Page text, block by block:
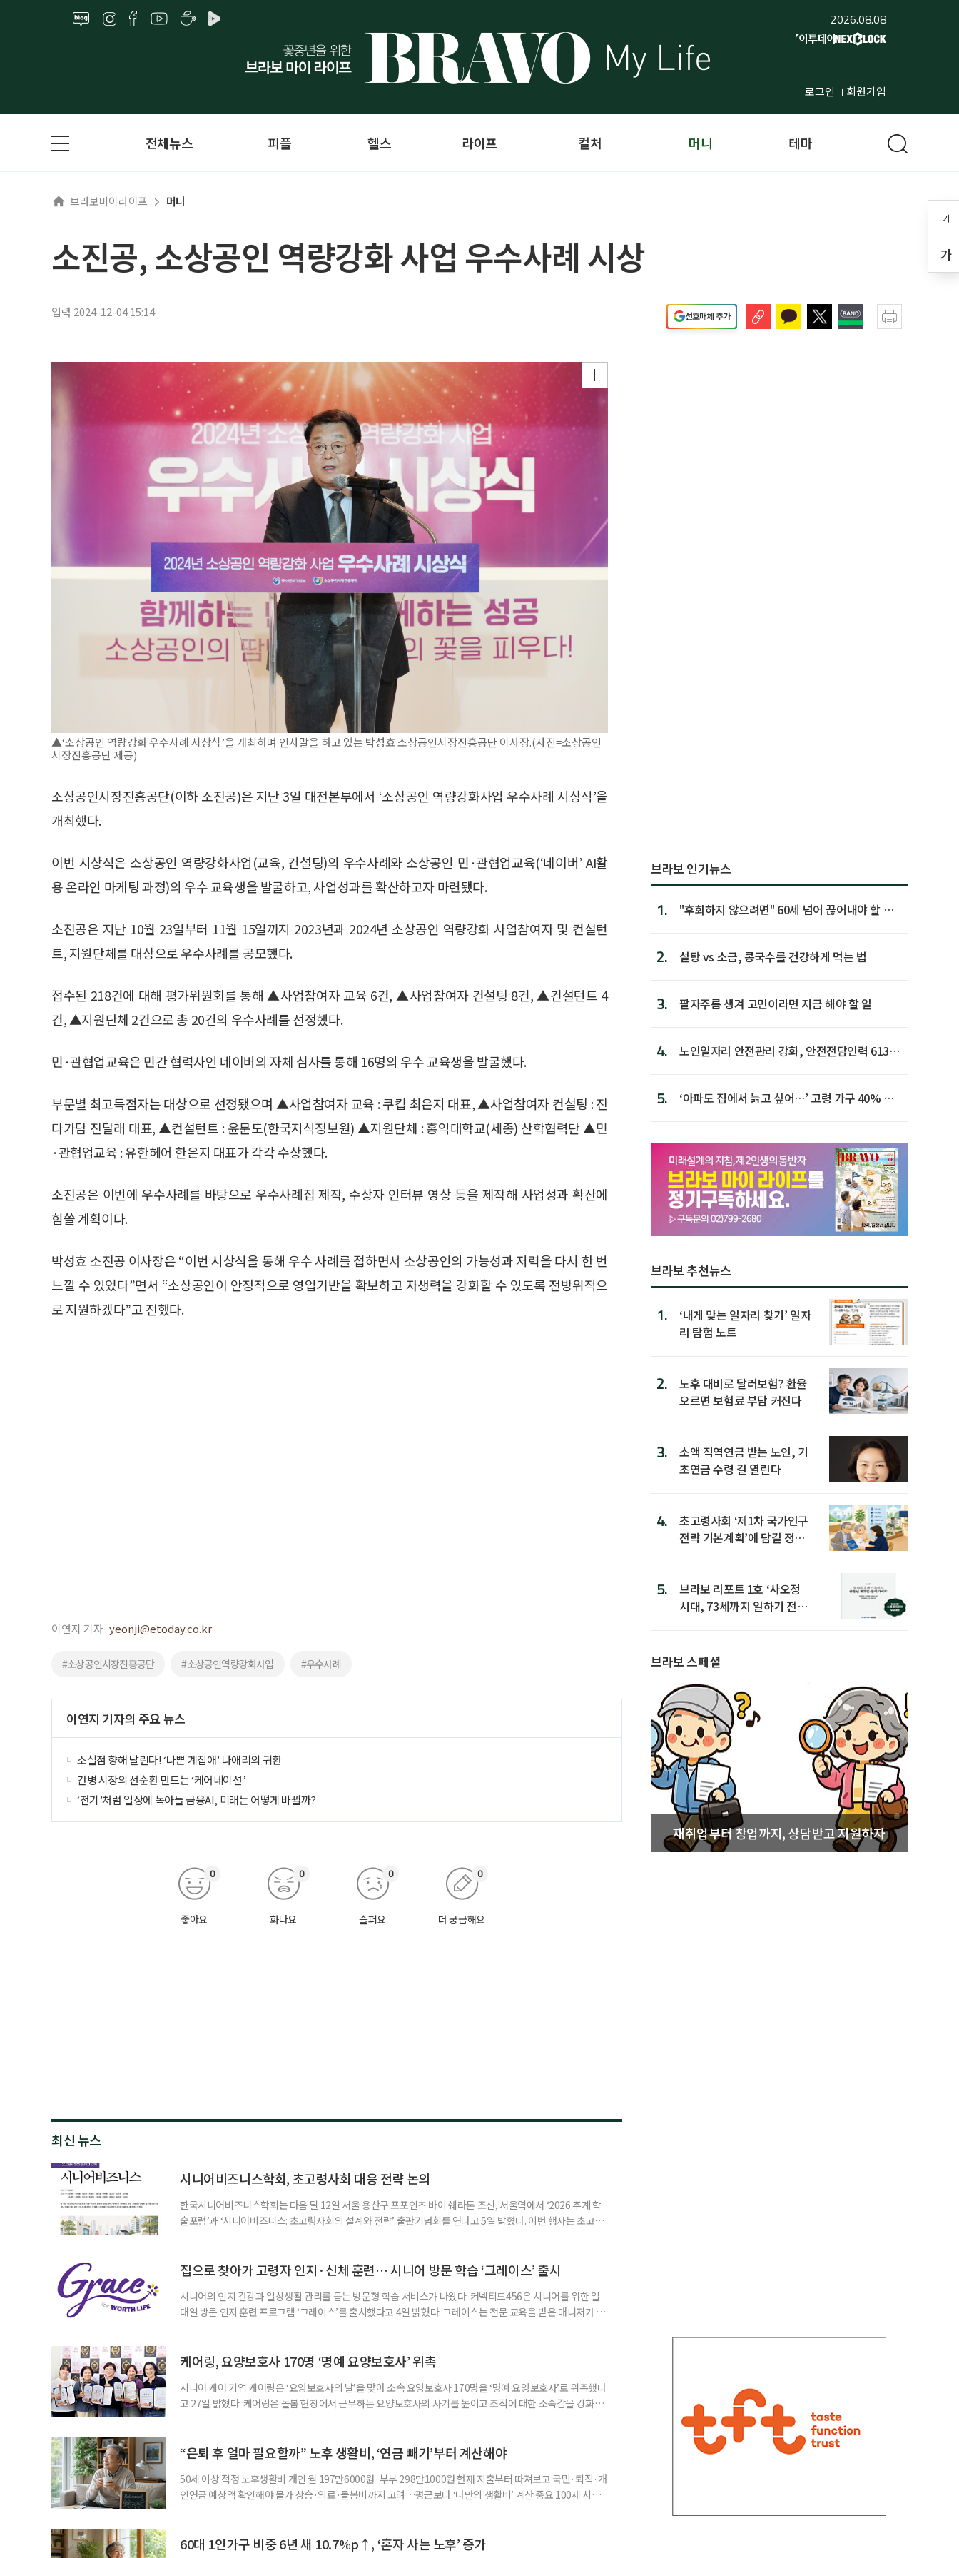
2026.08.08
로그인 회원가입
가
가
전체뉴스 피플 헬스 라이프 컬처 머니 테마
브라보마이라이프 머니
소진공, 소상공인 역량강화 사업 우수사례 시상
입력 2024-12-04 15:14 선호매체 추가
▲‘소상공인 역량강화 우수사례 시상식’을 개최하며 인사말을 하고 있는 박성효 소상공인시장진흥공단 이사장.(사진=소상공인
시장진흥공단 제공)
소상공인시장진흥공단(이하 소진공)은 지난 3일 대전본부에서 ‘소상공인 역량강화사업 우수사례 시상식’을
개최했다.
이번 시상식은 소상공인 역량강화사업(교육, 컨설팅)의 우수사례와 소상공인 민·관협업교육(‘네이버’ AI활
용 온라인 마케팅 과정)의 우수 교육생을 발굴하고, 사업성과를 확산하고자 마련됐다.
소진공은 지난 10월 23일부터 11월 15일까지 2023년과 2024년 소상공인 역량강화 사업참여자 및 컨설턴
트, 지원단체를 대상으로 우수사례를 공모했다.
접수된 218건에 대해 평가위원회를 통해 ▲사업참여자 교육 6건, ▲사업참여자 컨설팅 8건, ▲컨설턴트 4
건, ▲지원단체 2건으로 총 20건의 우수사례를 선정했다.
민·관협업교육은 민간 협력사인 네이버의 자체 심사를 통해 16명의 우수 교육생을 발굴했다.
부문별 최고득점자는 대상으로 선정됐으며 ▲사업참여자 교육 : 쿠킵 최은지 대표, ▲사업참여자 컨설팅 : 진
다가담 진달래 대표, ▲컨설턴트 : 윤문도(한국지식정보원) ▲지원단체 : 홍익대학교(세종) 산학협력단 ▲민
·관협업교육 : 유한헤어 한은지 대표가 각각 수상했다.
소진공은 이번에 우수사례를 바탕으로 우수사례집 제작, 수상자 인터뷰 영상 등을 제작해 사업성과 확산에
힘쓸 계획이다.
박성효 소진공 이사장은 “이번 시상식을 통해 우수 사례를 접하면서 소상공인의 가능성과 저력을 다시 한 번
느낄 수 있었다”면서 “소상공인이 안정적으로 영업기반을 확보하고 자생력을 강화할 수 있도록 전방위적으
로 지원하겠다”고 전했다.
이연지 기자 yeonji@etoday.co.kr
#소상공인시장진흥공단 #소상공인역량강화사업 #우수사례
이연지 기자의 주요 뉴스
소실점 향해 달린다! ‘나쁜 계집애’ 나애리의 귀환
간병 시장의 선순환 만드는 ‘케어네이션’
‘전기’처럼 일상에 녹아들 금융AI, 미래는 어떻게 바뀔까?
좋아요
0
화나요
0
슬퍼요
0
더 궁금해요
0
최신 뉴스
시니어비즈니스학회, 초고령사회 대응 전략 논의
한국시니어비즈니스학회는 다음 달 12일 서울 용산구 포포인츠 바이 쉐라톤 조선, 서울역에서 ‘2026 추계 학
술포럼’과 ‘시니어비즈니스: 초고령사회의 설계와 전략’ 출판기념회를 연다고 5일 밝혔다. 이번 행사는 초고령
계하다’를 주제로 기조강연을 한다. 이어 공동저자들이 돌봄과 금융, 헬스케어, 여가, 식품, 디지털 기술 등
집으로 찾아가 고령자 인지·신체 훈련… 시니어 방문 학습 ‘그레이스’ 출시
시니어의 인지 건강과 일상생활 관리를 돕는 방문형 학습 서비스가 나왔다. 커넥티드456은 시니어를 위한 일
대일 방문 인지 훈련 프로그램 ‘그레이스’를 출시했다고 4일 밝혔다. 그레이스는 전문 교육을 받은 매니저가 주
사용하는 자체 개발 워크북이 활용된다. 문제는 기억력과 주의집중력, 언어능력, 시공간 능력, 계산 능
케어링, 요양보호사 170명 ‘명예 요양보호사’ 위촉
시니어 케어 기업 케어링은 ‘요양보호사의 날’을 맞아 소속 요양보호사 170명을 ‘명예 요양보호사’로 위촉했다
고 27일 밝혔다. 케어링은 돌봄 현장에서 근무하는 요양보호사의 사기를 높이고 조직에 대한 소속감을 강화하
점에서 선정된 요양보호사들에게 위촉장과 감사 편지를 전달했다. 우수 요양보호사들이 현장에서 쌓은 돌봄
“은퇴 후 얼마 필요할까” 노후 생활비, ‘연금 빼기’부터 계산해야
50세 이상 적정 노후생활비 개인 월 197만6000원·부부 298만1000원 현재 지출부터 따져보고 국민·퇴직·개
인연금 예상액 확인해야 물가 상승·의료·돌봄비까지 고려…평균보다 ‘나만의 생활비’ 계산 중요 100세 시대
준비의 출발점이라는 조언이 나온다. 조고은 하나금융연구소 하나더넥스트연구센터 수석연구원은 은퇴
60대 1인가구 비중 6년 새 10.7%p↑, ‘혼자 사는 노후’ 증가
브라보 인기뉴스
1.
"후회하지 않으려면" 60세 넘어 끊어내야 할 사
2. 설탕 vs 소금, 콩국수를 건강하게 먹는 법
3. 팔자주름 생겨 고민이라면 지금 해야 할 일
4.
노인일자리 안전관리 강화, 안전전담인력 613명
5.
‘아파도 집에서 늙고 싶어…’ 고령 가구 40% 노
브라보 추천뉴스
1.
‘내게 맞는 일자리 찾기’ 일자
리 탐험 노트
2.
노후 대비로 달러보험? 환율
오르면 보험료 부담 커진다
3.
소액 직역연금 받는 노인, 기
초연금 수령 길 열린다
4.
초고령사회 ‘제1차 국가인구
전략 기본계획’에 담길 정책
5.
브라보 리포트 1호 ‘사오정
시대, 73세까지 일하기 전략’
브라보 스페셜
재취업부터 창업까지, 상담받고 지원하자